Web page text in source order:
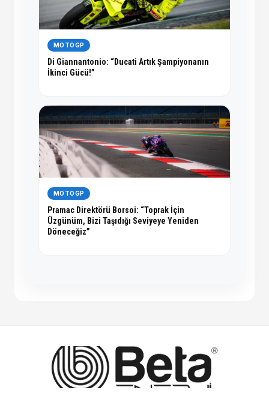
MOTOGP
Di Giannantonio: “Ducati Artık Şampiyonanın
İkinci Gücü!”
MOTOGP
Pramac Direktörü Borsoi: “Toprak İçin
Üzgünüm, Bizi Taşıdığı Seviyeye Yeniden
Döneceğiz”